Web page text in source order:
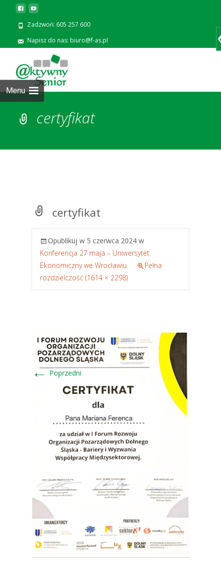
Zadzwoń: 605 257 600
Napisz do nas: biuro@f-as.pl
Menu
certyfikat
certyfikat
Opublikuj w 5 czerwca 2024 w
Konferencja 27 maja – Uniwersytet
Ekonomiczny we Wrocławiu
Pełna
rozdzielczość (1614 × 2298)
← Poprzedni